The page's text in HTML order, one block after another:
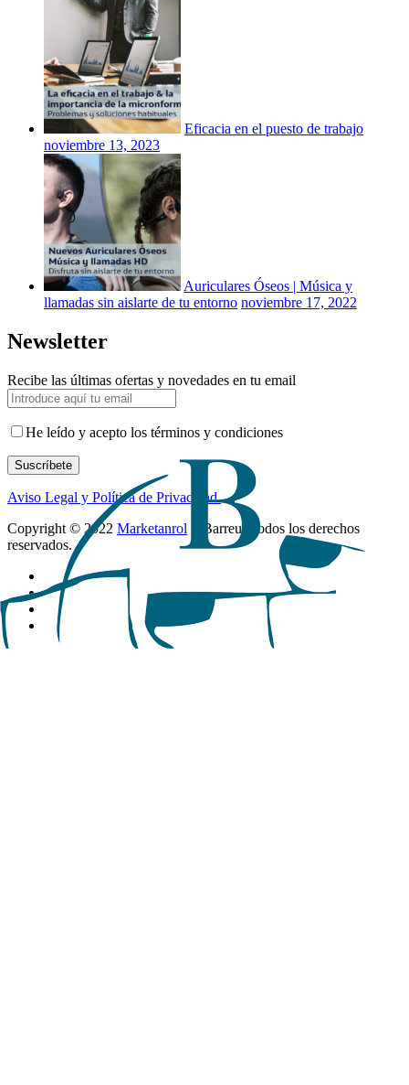
Eficacia en el puesto de trabajo
noviembre 13, 2023
Auriculares Óseos | Música y
llamadas sin aislarte de tu entorno noviembre 17, 2022
Newsletter
Recibe las últimas ofertas y novedades en tu email
He leído y acepto los términos y condiciones
Suscríbete
Aviso Legal y Política de Privacidad.
Copyright © 2022 Marketanrol + Barreu, Todos los derechos
reservados.